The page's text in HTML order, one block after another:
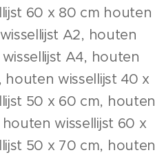
60 x 80 cm houten
A2, houten
A4, houten
houten wissellijst 40 x
50 x 60 cm, houten
wissellijst 60 x
50 x 70 cm, houten